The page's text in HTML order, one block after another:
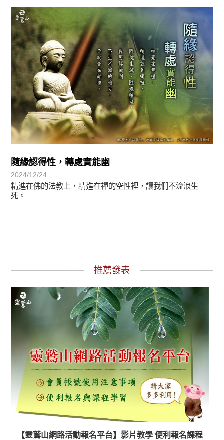
隨緣認得性，轉處實能幽
2024/12/24
精進在佛的法教上，精進在禪的空性裡，讓我們不流浪生
死。
正法眼-般若期
推薦發表
【靈鷲山網路活動報名平台】影片教學 便利報名課程